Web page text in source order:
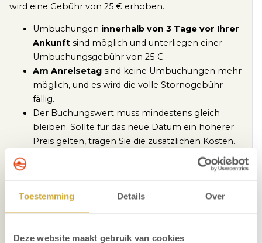
Toestemming Details Over
Deze website maakt gebruik van cookies
wird eine Gebühr von 25 € erhoben.
Umbuchungen innerhalb von 3 Tage vor Ihrer
Ankunft sind möglich und unterliegen einer
Umbuchungsgebühr von 25 €.
Am Anreisetag sind keine Umbuchungen mehr
möglich, und es wird die volle Stornogebühr
fällig.
Der Buchungswert muss mindestens gleich
bleiben. Sollte für das neue Datum ein höherer
Preis gelten, tragen Sie die zusätzlichen Kosten.
Ihr neues Ankunftsdatum muss innerhalb von 48
Stunden nach Ihrer Umbuchungsanfrage
innerhalb eines Jahres nach Ihrem
ursprünglichen Ankunftsdatum liegen. Die